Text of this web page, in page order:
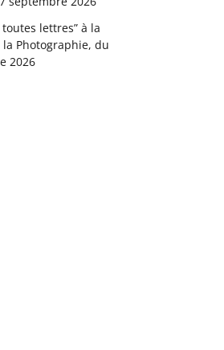
lettres” à la
Photographie, du
2026